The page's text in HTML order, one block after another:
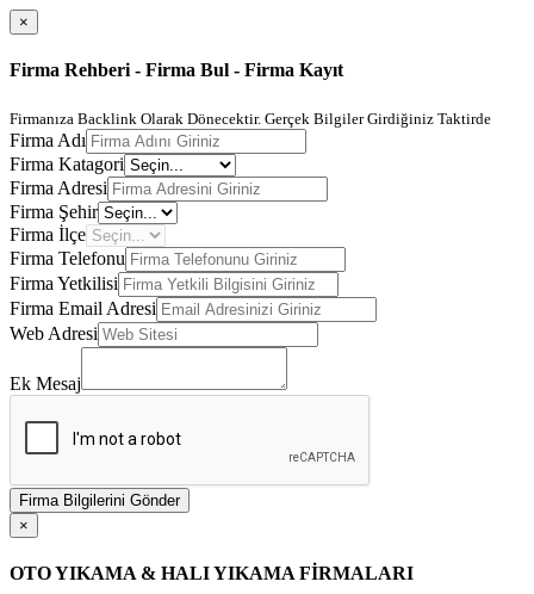
×
Firma Rehberi - Firma Bul - Firma Kayıt
Firmanıza Backlink Olarak Dönecektir. Gerçek Bilgiler Girdiğiniz Taktirde
Firma Adı
Firma Katagori
Firma Adresi
Firma Şehir
Firma İlçe
Firma Telefonu
Firma Yetkilisi
Firma Email Adresi
Web Adresi
Ek Mesaj
Firma Bilgilerini Gönder
×
OTO YIKAMA & HALI YIKAMA FİRMALARI